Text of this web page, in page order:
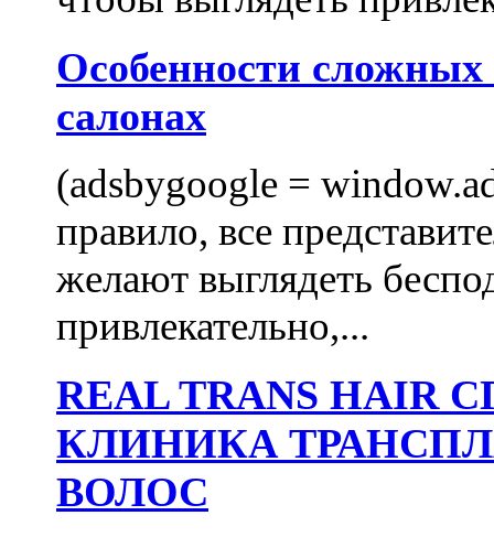
Особенности
салонах
(adsbygoogle =
правило, все
желают выглядеть
привлекательно,...
REAL TRANS
КЛИНИКА
ВОЛОС